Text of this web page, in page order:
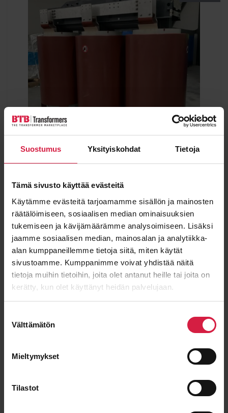
Suostumus Yksityiskohdat Tietoja
Tämä sivusto käyttää evästeitä
Käytämme evästeitä tarjoamamme sisällön ja mainosten
räätälöimiseen, sosiaalisen median ominaisuuksien
tukemiseen ja kävijämäärämme analysoimiseen. Lisäksi
jaamme sosiaalisen median, mainosalan ja analytiikka-
alan kumppaneillemme tietoja siitä, miten käytät
sivustoamme. Kumppanimme voivat yhdistää näitä
tietoja muihin tietoihin, joita olet antanut heille tai joita on
kerätty, kun olet käyttänyt heidän palvelujaan.
valinta
Välttämätön
Mieltymykset
Tilastot
Teho
2500 kVA
Jännite
33000 / 420 kV
Kunto
Tyyppi
Katso tarkemmat tiedot